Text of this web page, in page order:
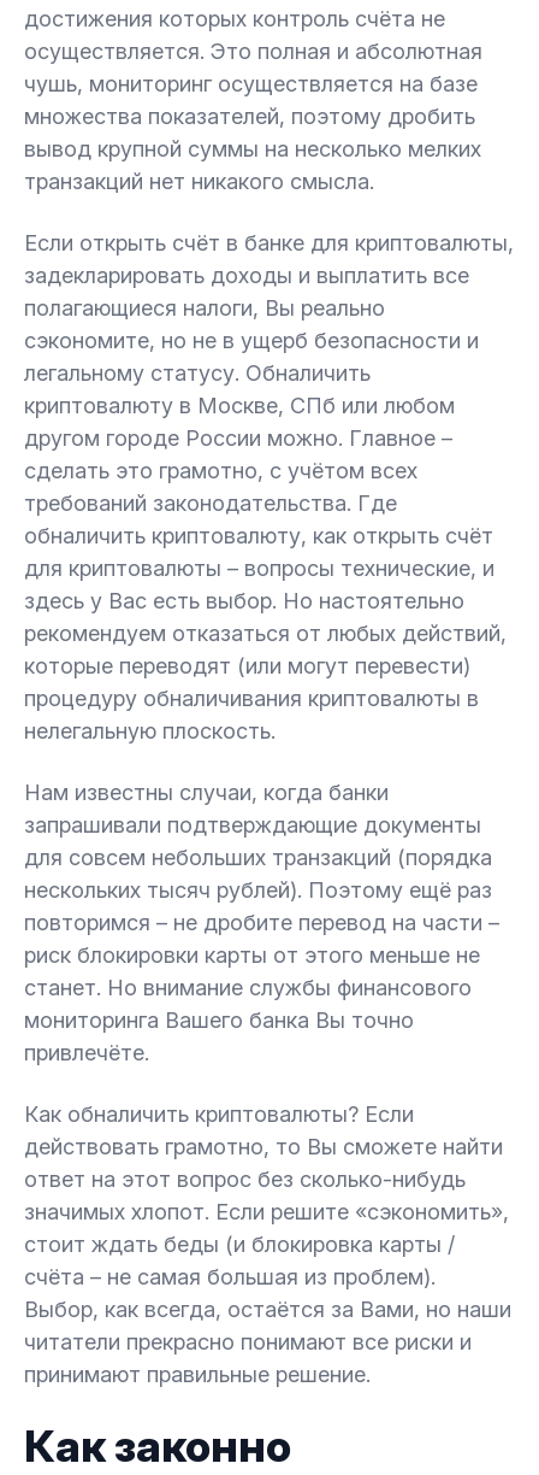
достижения которых контроль счёта не
осуществляется. Это полная и абсолютная
чушь, мониторинг осуществляется на базе
множества показателей, поэтому дробить
вывод крупной суммы на несколько мелких
транзакций нет никакого смысла.
Если открыть счёт в банке для криптовалюты,
задекларировать доходы и выплатить все
полагающиеся налоги, Вы реально
сэкономите, но не в ущерб безопасности и
легальному статусу. Обналичить
криптовалюту в Москве, СПб или любом
другом городе России можно. Главное –
сделать это грамотно, с учётом всех
требований законодательства. Где
обналичить криптовалюту, как открыть счёт
для криптовалюты – вопросы технические, и
здесь у Вас есть выбор. Но настоятельно
рекомендуем отказаться от любых действий,
которые переводят (или могут перевести)
процедуру обналичивания криптовалюты в
нелегальную плоскость.
Нам известны случаи, когда банки
запрашивали подтверждающие документы
для совсем небольших транзакций (порядка
нескольких тысяч рублей). Поэтому ещё раз
повторимся – не дробите перевод на части –
риск блокировки карты от этого меньше не
станет. Но внимание службы финансового
мониторинга Вашего банка Вы точно
привлечёте.
Как обналичить криптовалюты? Если
действовать грамотно, то Вы сможете найти
ответ на этот вопрос без сколько-нибудь
значимых хлопот. Если решите «сэкономить»,
стоит ждать беды (и блокировка карты /
счёта – не самая большая из проблем).
Выбор, как всегда, остаётся за Вами, но наши
читатели прекрасно понимают все риски и
принимают правильные решение.
Как законно